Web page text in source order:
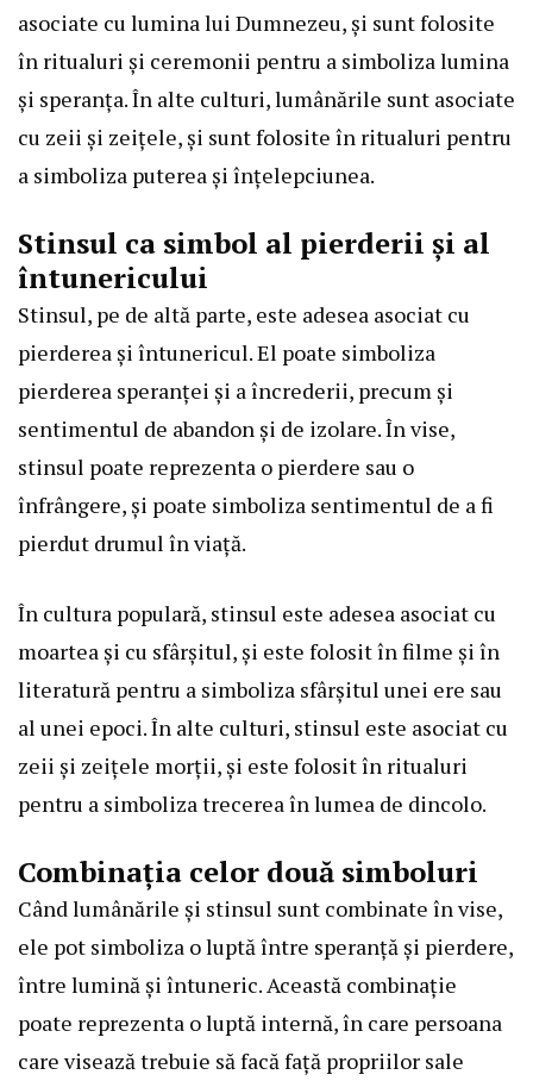
asociate cu lumina lui Dumnezeu, și sunt folosite
în ritualuri și ceremonii pentru a simboliza lumina
și speranța. În alte culturi, lumânările sunt asociate
cu zeii și zeițele, și sunt folosite în ritualuri pentru
a simboliza puterea și înțelepciunea.
Stinsul ca simbol al pierderii și al
întunericului
Stinsul, pe de altă parte, este adesea asociat cu
pierderea și întunericul. El poate simboliza
pierderea speranței și a încrederii, precum și
sentimentul de abandon și de izolare. În vise,
stinsul poate reprezenta o pierdere sau o
înfrângere, și poate simboliza sentimentul de a fi
pierdut drumul în viață.
În cultura populară, stinsul este adesea asociat cu
moartea și cu sfârșitul, și este folosit în filme și în
literatură pentru a simboliza sfârșitul unei ere sau
al unei epoci. În alte culturi, stinsul este asociat cu
zeii și zeițele morții, și este folosit în ritualuri
pentru a simboliza trecerea în lumea de dincolo.
Combinația celor două simboluri
Când lumânările și stinsul sunt combinate în vise,
ele pot simboliza o luptă între speranță și pierdere,
între lumină și întuneric. Această combinație
poate reprezenta o luptă internă, în care persoana
care visează trebuie să facă față propriilor sale